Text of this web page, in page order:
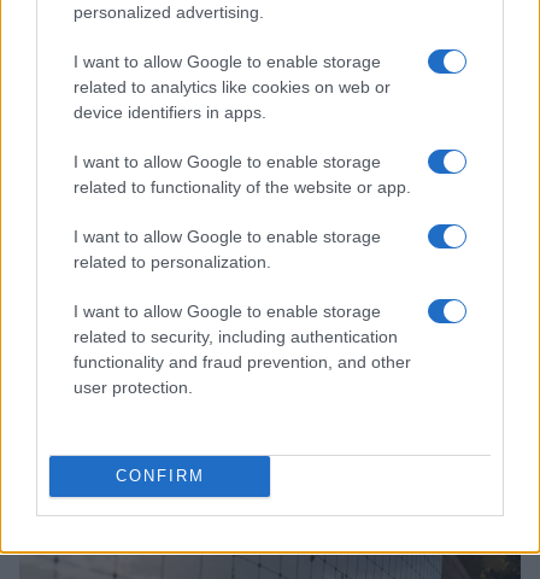
personalized advertising.
I want to allow Google to enable storage
related to analytics like cookies on web or
device identifiers in apps.
I want to allow Google to enable storage
related to functionality of the website or app.
I want to allow Google to enable storage
related to personalization.
I want to allow Google to enable storage
related to security, including authentication
functionality and fraud prevention, and other
user protection.
CONFIRM
Sigue leyendo